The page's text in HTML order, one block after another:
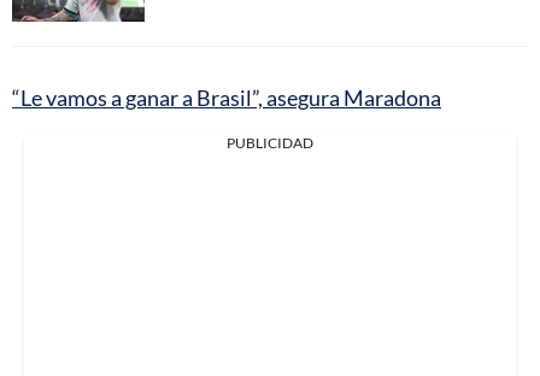
“Le vamos a ganar a Brasil”, asegura Maradona
PUBLICIDAD